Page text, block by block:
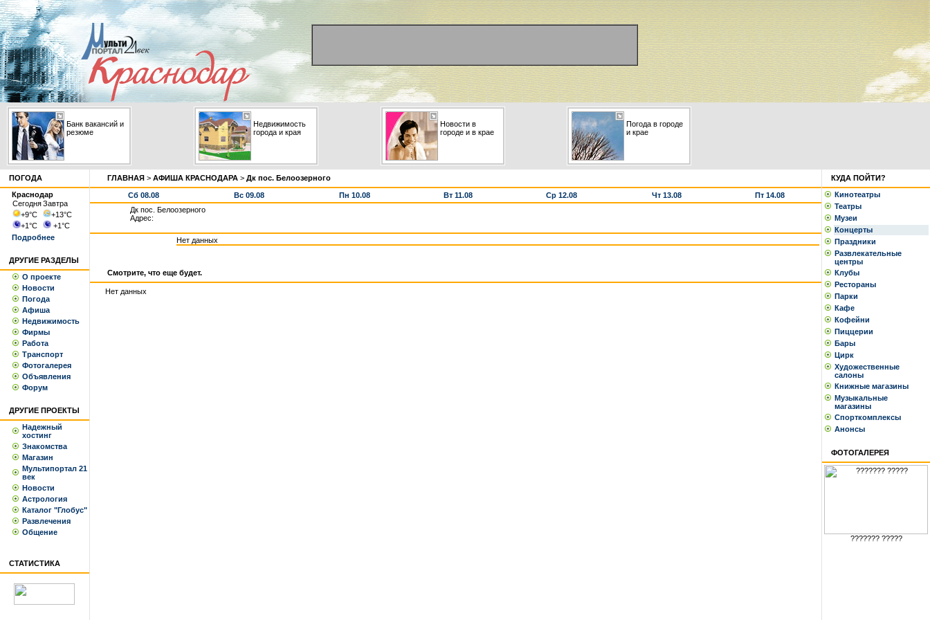
Банк вакансий и
резюме
Недвижимость
города и края
Новости в
городе и в крае
Погода в городе
и крае
ПОГОДА
Краснодар
СегодняЗавтра
+9°С +13°С
+1°С +1°С
Подробнее
ДРУГИЕ РАЗДЕЛЫ
О проекте
Новости
Погода
Афиша
Недвижимость
Фирмы
Работа
Транспорт
Фотогалерея
Объявления
Форум
ДРУГИЕ ПРОЕКТЫ
Надежный
хостинг
Знакомства
Магазин
Мультипортал 21
век
Новости
Астрология
Каталог "Глобус"
Развлечения
Общение
СТАТИСТИКА
ГЛАВНАЯ > АФИША КРАСНОДАРА > Дк пос. Белоозерного
Сб 08.08 Вс 09.08 Пн 10.08 Вт 11.08 Ср 12.08 Чт 13.08
Пт 14.08
Дк пос. Белоозерного
Адрес:
Нет данных
Смотрите, что еще будет.
Нет данных
КУДА ПОЙТИ?
Кинотеатры
Театры
Музеи
Концерты
Праздники
Развлекательные
центры
Клубы
Рестораны
Парки
Кафе
Кофейни
Пиццерии
Бары
Цирк
Художественные
салоны
Книжные магазины
Музыкальные
магазины
Спорткомплексы
Анонсы
ФОТОГАЛЕРЕЯ
??????? ?????